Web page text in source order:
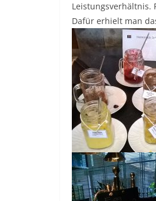
Leistungsverhältnis.
Dafür erhielt man